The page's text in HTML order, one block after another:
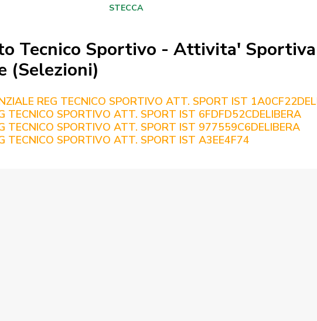
STECCA
Tecnico Sportivo - Attivita' Sportiva
(Selezioni)
REG TECNICO SPORTIVO ATT. SPORT IST 1A0CF22
TECNICO SPORTIVO ATT. SPORT IST 6FDFD52CDELIBERA
TECNICO SPORTIVO ATT. SPORT IST 977559C6DELIBERA
TECNICO SPORTIVO ATT. SPORT IST A3EE4F74